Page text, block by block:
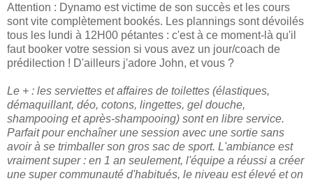
Attention : Dynamo est victime de son succès et les cours
sont vite complètement bookés. Les plannings sont dévoilés
tous les lundi à 12H00 pétantes : c'est à ce moment-là qu'il
faut booker votre session si vous avez un jour/coach de
prédilection ! D'ailleurs j'adore John, et vous ?
Le + : les serviettes et affaires de toilettes (élastiques,
démaquillant, déo, cotons, lingettes, gel douche,
shampooing et après-shampooing) sont en libre service.
Parfait pour enchaîner une session avec une sortie sans
avoir à se trimballer son gros sac de sport. L'ambiance est
vraiment super : en 1 an seulement, l'équipe a réussi a créer
une super communauté d'habitués, le niveau est élevé et on